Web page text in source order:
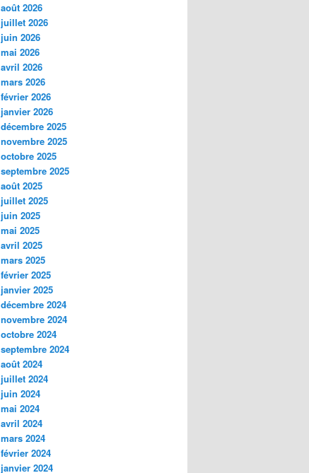
août 2026
juillet 2026
juin 2026
mai 2026
avril 2026
mars 2026
février 2026
janvier 2026
décembre 2025
novembre 2025
octobre 2025
septembre 2025
août 2025
juillet 2025
juin 2025
mai 2025
avril 2025
mars 2025
février 2025
janvier 2025
décembre 2024
novembre 2024
octobre 2024
septembre 2024
août 2024
juillet 2024
juin 2024
mai 2024
avril 2024
mars 2024
février 2024
janvier 2024